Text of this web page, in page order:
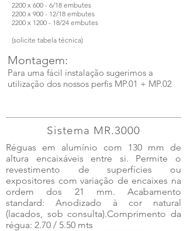
2200 x 600 - 6/18 embutes
2200 x 900 - 12/18 embutes
2200 x 1200 - 18/24 embutes
(solicite tabela técnica)
Montagem:
Para uma fácil instalação sugerimos a
utilização dos nossos perfis MP.01 + MP.02
Sistema MR.3000
Réguas em alumínio com 130 mm de
altura encaixáveis entre si. Permite o
revestimento de superfícies ou
expositores com variação de encaixes na
ordem dos 21 mm. Acabamento
standard: Anodizado à cor natural
(lacados, sob consulta).Comprimento da
régua: 2.70 / 5.50 mts